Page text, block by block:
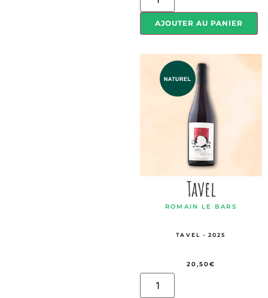
AJOUTER AU PANIER
Tavel
ROMAIN LE BARS
TAVEL - 2025
20,50€